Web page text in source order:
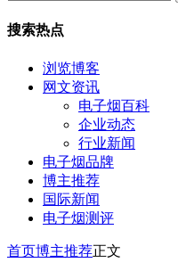
搜索热点
浏览博客
网文资讯
电子烟百科
企业动态
行业新闻
电子烟品牌
博主推荐
国际新闻
电子烟测评
首页博主推荐正文